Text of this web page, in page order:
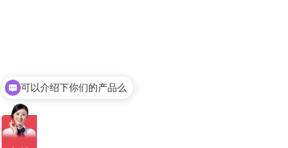
可以介绍下你们的产品么